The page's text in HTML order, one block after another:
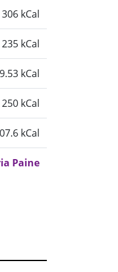
306 kCal
235 kCal
kCal
250 kCal
kCal
Paine